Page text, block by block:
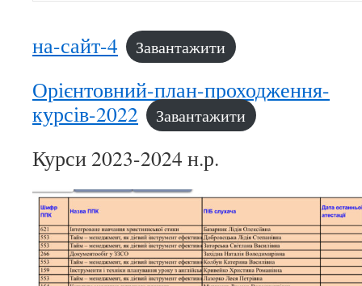
на-сайт-4 Завантажити
Орієнтовний-план-проходження-
курсів-2022
Завантажити
Курси 2023-2024 н.р.